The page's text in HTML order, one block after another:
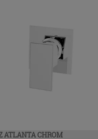
ATLANTA CHROM